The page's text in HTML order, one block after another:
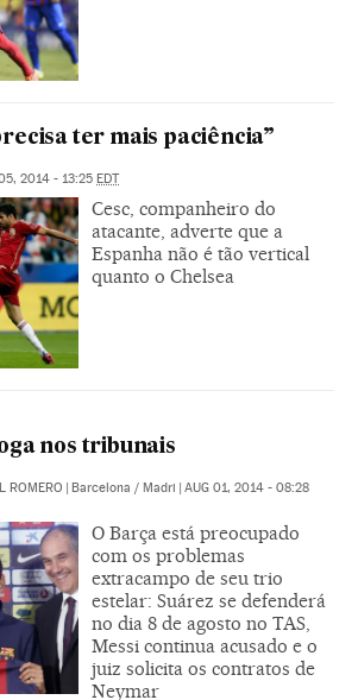
ter mais paciência”
2014 - 13:25 EDT
Cesc, companheiro do
atacante, adverte que a
Espanha não é tão vertical
quanto o Chelsea
nos tribunais
ROMERO Barcelona / Madri
AUG 01, 2014 - 08:28
O Barça está preocupado
com os problemas
extracampo de seu trio
estelar: Suárez se defenderá
no dia 8 de agosto no TAS,
Messi continua acusado e o
juiz solicita os contratos de
Neymar